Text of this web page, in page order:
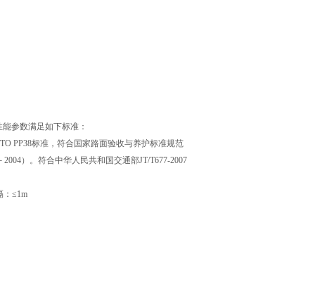
参数满足如下标准：
PP38标准，符合国家路面验收与养护标准规范
）。符合中华人民共和国交通部JT/T677-2007
：≤1m